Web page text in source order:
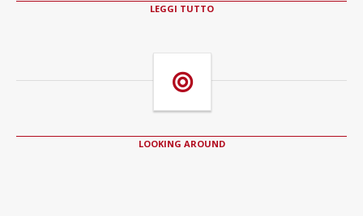
LEGGI TUTTO
LOOKING AROUND